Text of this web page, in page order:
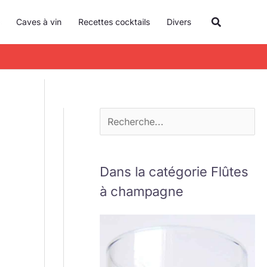
Caves à vin Recettes cocktails Divers
e
c
h
Dans la catégorie Flûtes
à champagne